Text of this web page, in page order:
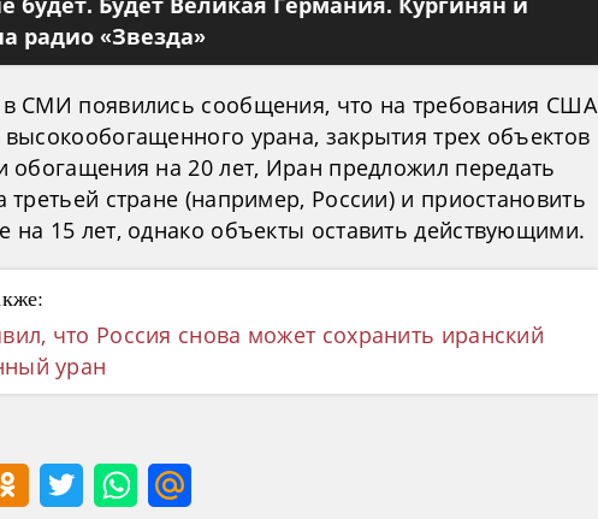
будет. Будет Великая Германия. Кургинян и
радио «Звезда»
СМИ появились сообщения, что на требования США
урана, закрытия трех объектов
обогащения на 20 лет, Иран предложил передать
третьей стране (например, России) и приостановить
на 15 лет, однако объекты оставить действующими.
что Россия снова может сохранить иранский
уран